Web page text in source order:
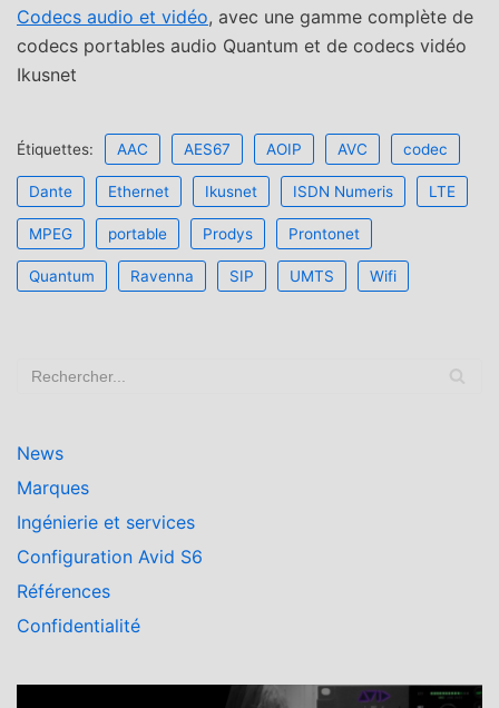
Codecs audio et vidéo, avec une gamme complète de
codecs portables audio Quantum et de codecs vidéo
Ikusnet
Étiquettes: AAC AES67 AOIP AVC codec
Dante Ethernet Ikusnet ISDN Numeris LTE
MPEG portable Prodys Prontonet
Quantum Ravenna SIP UMTS Wifi
News
Marques
Ingénierie et services
Configuration Avid S6
Références
Confidentialité